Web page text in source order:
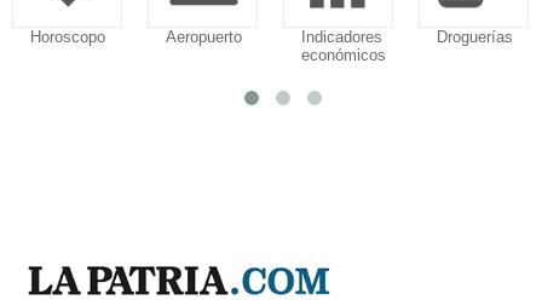
Horoscopo Aeropuerto
Indicadores
económicos
Droguerías